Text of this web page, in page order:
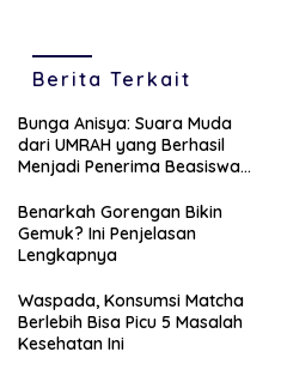
Berita Terkait
Bunga Anisya: Suara Muda
dari UMRAH yang Berhasil
Menjadi Penerima Beasiswa
Benarkah Gorengan Bikin
Gemuk? Ini Penjelasan
Lengkapnya
Waspada, Konsumsi Matcha
Berlebih Bisa Picu 5 Masalah
Kesehatan Ini